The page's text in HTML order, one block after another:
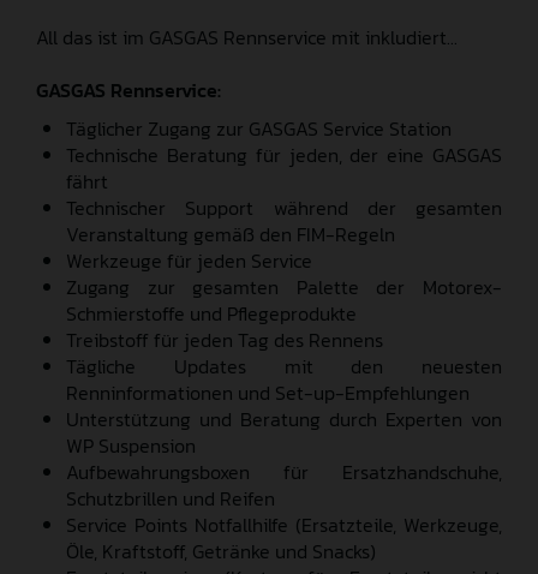
All das ist im GASGAS Rennservice mit inkludiert...
GASGAS Rennservice:
Täglicher Zugang zur GASGAS Service Station
Technische Beratung für jeden, der eine GASGAS
fährt
Technischer Support während der gesamten
Veranstaltung gemäß den FIM-Regeln
Werkzeuge für jeden Service
Zugang zur gesamten Palette der Motorex-
Schmierstoffe und Pflegeprodukte
Treibstoff für jeden Tag des Rennens
Tägliche Updates mit den neuesten
Renninformationen und Set-up-Empfehlungen
Unterstützung und Beratung durch Experten von
WP Suspension
Aufbewahrungsboxen für Ersatzhandschuhe,
Schutzbrillen und Reifen
Service Points Notfallhilfe (Ersatzteile, Werkzeuge,
Öle, Kraftstoff, Getränke und Snacks)